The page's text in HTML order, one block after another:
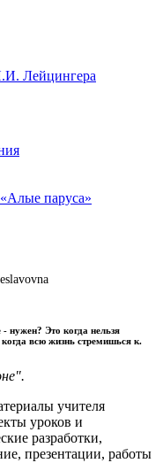
Лейцингера
паруса»
нужен? Это когда нельзя
всю жизнь стремишься к.
учителя
уроков и
разработки,
презентации, работы